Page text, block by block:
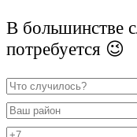
В большинстве
потребуется 😉